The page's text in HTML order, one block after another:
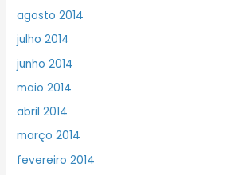
agosto 2014
julho 2014
junho 2014
maio 2014
abril 2014
março 2014
fevereiro 2014